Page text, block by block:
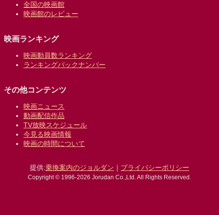
全国の映画館
映画館のレビュー
映画ランキング
映画動員数ランキング
ランキングバックナンバー
その他コンテンツ
映画ニュース
動画配信作品
TV放映スケジュール
今見る映画情報
映画の時間について
提供:乗換案内のジョルダン ｜ プライバシーポリシー
Copyright © 1996-2026 Jorudan Co.,Ltd. All Rights Reserved.